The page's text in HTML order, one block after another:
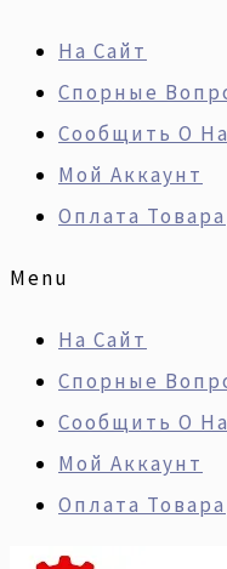
Содержимому
На Сайт
Спорные
Сообщить О
Мой Аккаунт
Оплата Товара
Menu
На Сайт
Спорные
Сообщить О
Мой Аккаунт
Оплата Товара
Товара
Ремонт
Двигателя
Nissan
YD25DDTi